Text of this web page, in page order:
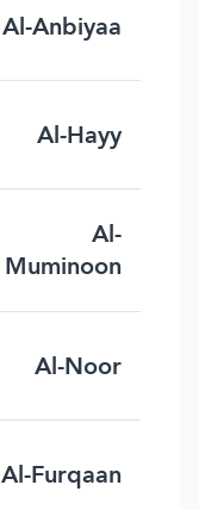
Al-Anbiyaa
Al-Hayy
Al-
Muminoon
Al-Noor
Al-Furqaan